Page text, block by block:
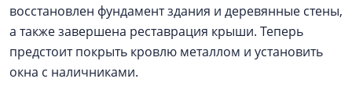
восстановлен фундамент здания и деревянные стены,
а также завершена реставрация крыши. Теперь
предстоит покрыть кровлю металлом и установить
окна с наличниками.